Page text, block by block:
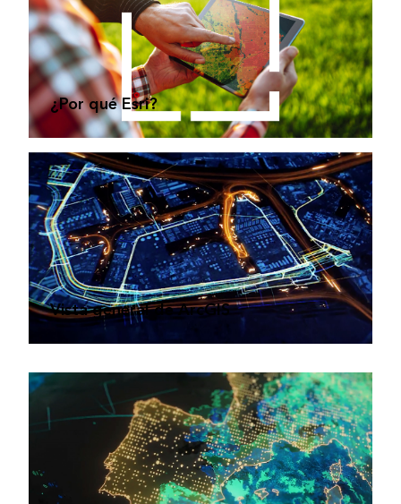
¿Por qué Esri?
Vista general de ArcGIS